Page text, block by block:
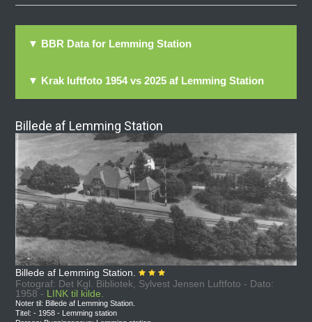
▼ BBR Data for Lemming Station
▼ Krak luftfoto 1954 vs 2025 af Lemming Station
Billede af Lemming Station
Billede af Lemming Station.
Fotograf: Det Kgl. Bibliotek, Sylvest Jensen Luftfoto - Dato:
1958 - LINK til kilde.
Noter til: Billede af Lemming Station.
Titel: - 1958 - Lemming station